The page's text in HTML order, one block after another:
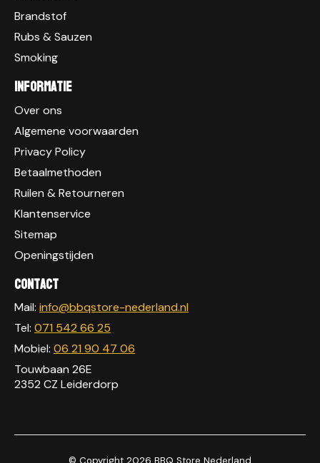
Brandstof
Rubs & Sauzen
Smoking
Informatie
Over ons
Algemene voorwaarden
Privacy Policy
Betaalmethoden
Ruilen & Retourneren
Klantenservice
Sitemap
Openingstijden
Contact
Mail: info@bbqstore-nederland.nl
Tel: 071 542 66 25
Mobiel: 06 21 90 47 06
Touwbaan 26E
2352 CZ Leiderdorp
© Copyright 2026 BBQ Store Nederland